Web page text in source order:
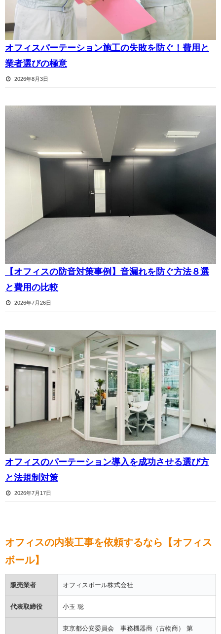
オフィスパーテーション施工の失敗を防ぐ！費用と
業者選びの極意
2026年8月3日
【オフィスの防音対策事例】音漏れを防ぐ方法８選
と費用の比較
2026年7月26日
オフィスのパーテーション導入を成功させる選び方
と法規制対策
2026年7月17日
オフィスの内装工事を依頼するなら【オフィス
ボール】
販売業者 オフィスボール株式会社
代表取締役 小玉 聡
東京都公安委員会 事務機器商（古物商） 第